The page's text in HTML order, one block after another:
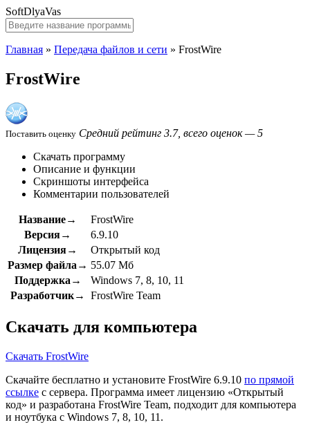
SoftDlyaVas
Главная » Передача файлов и сети » FrostWire
FrostWire
Поставить оценку Средний рейтинг 3.7, всего оценок — 5
Скачать программу
Описание и функции
Скриншоты интерфейса
Комментарии пользователей
Название→
FrostWire
Версия→
6.9.10
Лицензия→
Открытый код
Размер файла→ 55.07 Мб
Поддержка→
Windows 7, 8, 10, 11
Разработчик→
FrostWire Team
Скачать для компьютера
Скачать FrostWire
Скачайте бесплатно и установите FrostWire 6.9.10 по прямой
ссылке с сервера. Программа имеет лицензию «Открытый
код» и разработана FrostWire Team, подходит для компьютера
и ноутбука с Windows 7, 8, 10, 11.